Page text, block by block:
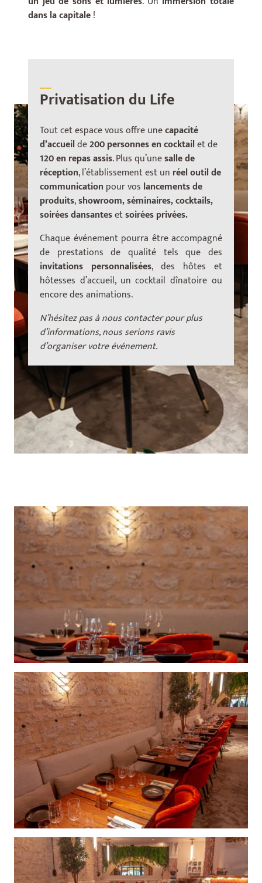
dans la capitale!
__
Privatisation du Life
Tout cet espace vous offre unecapacité
d’accueilde200 personnes en cocktailet de
120 en repas assis. Plus qu’unesalle de
réception, l’établissement est un réel outil de
communication pour vos lancements de
produits,showroom, séminaires, cocktails,
soirées dansantesetsoirées privées.
Chaque événement pourra être accompagné
de prestations de qualité tels que des
invitations personnalisées, des hôtes et
hôtesses d’accueil, un cocktail dînatoire ou
encore des animations.
N’hésitez pas à nous contacter pour plus
d’informations, nous serions ravis
d’organiser votre événement.